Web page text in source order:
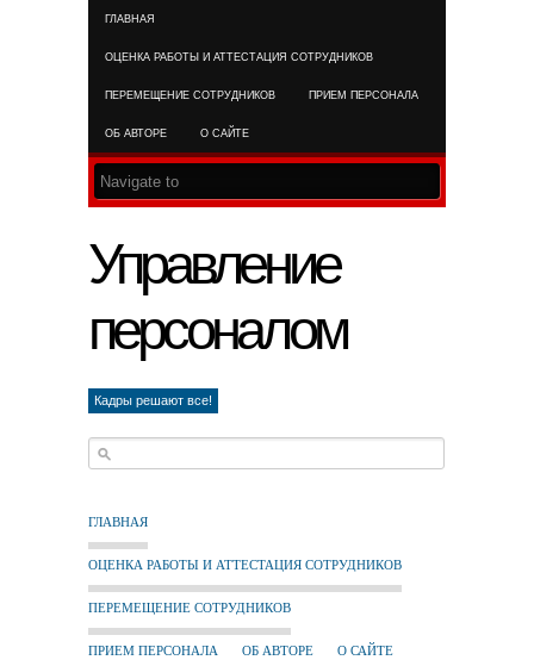
ГЛАВНАЯ
ОЦЕНКА РАБОТЫ И АТТЕСТАЦИЯ СОТРУДНИКОВ
ПЕРЕМЕЩЕНИЕ СОТРУДНИКОВ ПРИЕМ ПЕРСОНАЛА
ОБ АВТОРЕ О САЙТЕ
Управление
персоналом
Кадры решают все!
ГЛАВНАЯ
ОЦЕНКА РАБОТЫ И АТТЕСТАЦИЯ СОТРУДНИКОВ
ПЕРЕМЕЩЕНИЕ СОТРУДНИКОВ
ПРИЕМ ПЕРСОНАЛА ОБ АВТОРЕ О САЙТЕ